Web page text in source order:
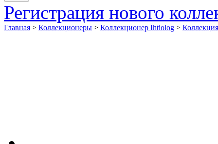
Регистрация нового
Главная > Коллекционеры > Коллекционер Ihtiolog >